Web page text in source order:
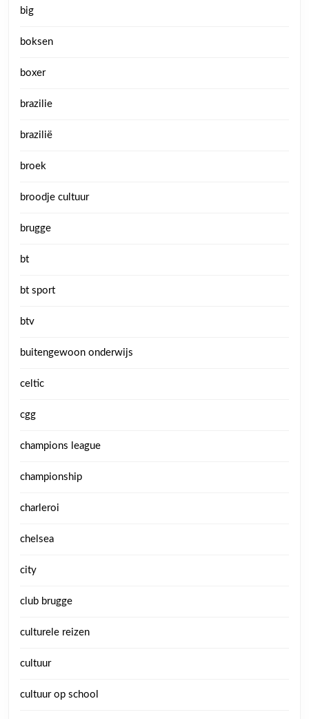
big
boksen
boxer
brazilie
brazilië
broek
broodje cultuur
brugge
bt
bt sport
btv
buitengewoon onderwijs
celtic
cgg
champions league
championship
charleroi
chelsea
city
club brugge
culturele reizen
cultuur
cultuur op school